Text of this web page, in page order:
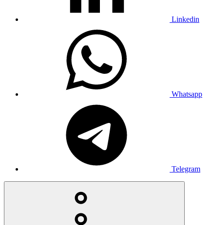
Linkedin
Whatsapp
Telegram